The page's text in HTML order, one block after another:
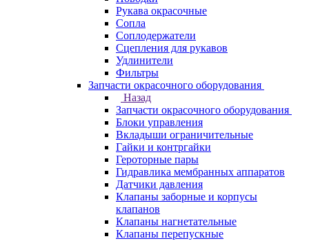
Рукава окрасочные
Сопла
Соплодержатели
Сцепления для рукавов
Удлинители
Фильтры
Запчасти окрасочного оборудования
Назад
Запчасти окрасочного оборудования
Блоки управления
Вкладыши ограничительные
Гайки и контргайки
Героторные пары
Гидравлика мембранных аппаратов
Датчики давления
Клапаны заборные и корпусы
клапанов
Клапаны нагнетательные
Клапаны перепускные